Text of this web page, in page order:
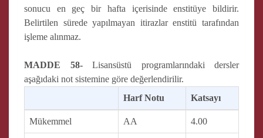
sonucu en geç bir hafta içerisinde enstitüye bildirir.
Belirtilen sürede yapılmayan itirazlar enstitü tarafından
işleme alınmaz.
MADDE 58-Lisansüstü programlarındaki dersler
aşağıdaki not sistemine göre değerlendirilir.
Harf Notu
Katsayı
Mükemmel AA 4.00